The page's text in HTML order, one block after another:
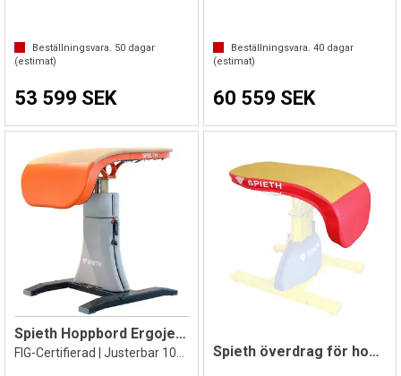
Beställningsvara. 50 dagar
(estimat)
53 599 SEK
Beställningsvara. 40dagar
(estimat)
60 559 SEK
Spieth Hoppbord Ergojet Rio
Spieth överdrag för hoppbord Ergojet